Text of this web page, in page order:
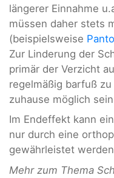
längerer Einnahme
müssen daher stets
(beispielsweise
Zur Linderung der
primär der Verzicht
regelmäßig barfuß
zuhause möglich
Im Endeffekt kann
nur durch eine
gewährleistet
Mehr zum Thema